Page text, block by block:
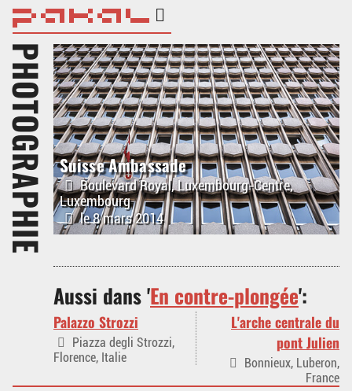
PHOTOGRAPHIE Suisse Ambassade
Boulevard Royal, Luxembourg-Centre,
Luxembourg
le 8 mars 2014
Aussi dans 'En contre-plongée':
Palazzo Strozzi
Piazza degli Strozzi,
Florence, Italie
L'arche centrale du
pont Julien
Bonnieux, Luberon,
France